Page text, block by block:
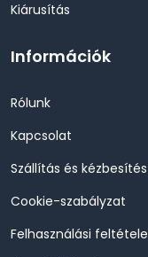
Kiárusítás
Információk
Rólunk
Kapcsolat
Szállítás és kézbesítés
Cookie-szabályzat
Felhasználási